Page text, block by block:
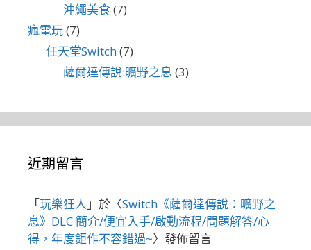
沖繩美食(7)
瘋電玩(7)
任天堂Switch(7)
薩爾達傳說:曠野之息 (3)
近期留言
「玩樂狂人 」於〈Switch《薩爾達傳說：曠野之
息》DLC 簡介/便宜入手/啟動流程/問題解答/心
得，年度鉅作不容錯過~〉發佈留言